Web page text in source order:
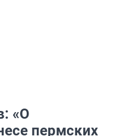
«О
пермских